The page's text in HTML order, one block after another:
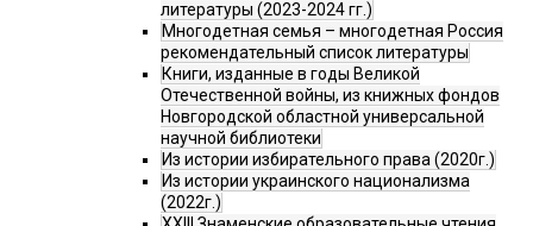
литературы (2023-2024 гг.)
Многодетная семья – многодетная Россия
рекомендательный список литературы
Книги, изданные в годы Великой
Отечественной войны, из книжных фондов
Новгородской областной универсальной
научной библиотеки
Из истории избирательного права (2020г.)
Из истории украинского национализма
(2022г.)